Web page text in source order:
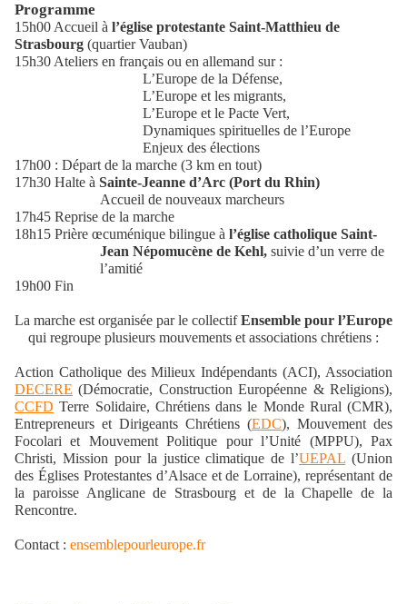
Programme
15h00 Accueil à l’église protestante Saint-Matthieu de
Strasbourg (quartier Vauban)
15h30 Ateliers en français ou en allemand sur :
L’Europe de la Défense,
L’Europe et les migrants,
L’Europe et le Pacte Vert,
Dynamiques spirituelles de l’Europe
Enjeux des élections
17h00 : Départ de la marche (3 km en tout)
17h30 Halte à Sainte-Jeanne d’Arc (Port du Rhin)
Accueil de nouveaux marcheurs
17h45 Reprise de la marche
18h15 Prière œcuménique bilingue à l’église catholique Saint-
Jean Népomucène de Kehl, suivie d’un verre de
l’amitié
19h00 Fin
La marche est organisée par le collectifEnsemble pour l’Europe
qui regroupe plusieurs mouvements et associations chrétiens :
Action Catholique des Milieux Indépendants (ACI), Association
DECERE (Démocratie, Construction Européenne & Religions),
CCFD Terre Solidaire, Chrétiens dans le Monde Rural (CMR),
Entrepreneurs et Dirigeants Chrétiens (EDC), Mouvement des
Focolari et Mouvement Politique pour l’Unité (MPPU), Pax
Christi, Mission pour la justice climatique de l’UEPAL (Union
des Églises Protestantes d’Alsace et de Lorraine), représentant de
la paroisse Anglicane de Strasbourg et de la Chapelle de la
Rencontre.
Contact : ensemblepourleurope.fr